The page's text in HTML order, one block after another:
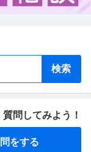
検索
質問してみよう！
をする